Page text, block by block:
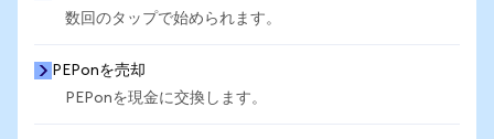
数回のタップで始められます。
PEPonを売却
PEPonを現金に交換します。